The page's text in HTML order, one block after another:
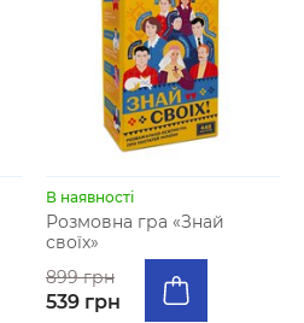
В наявності
Розмовна гра «Знай
своїх»
899 грн
539 грн